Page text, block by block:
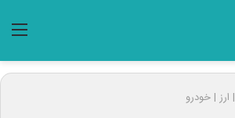
| ارز | خودرو